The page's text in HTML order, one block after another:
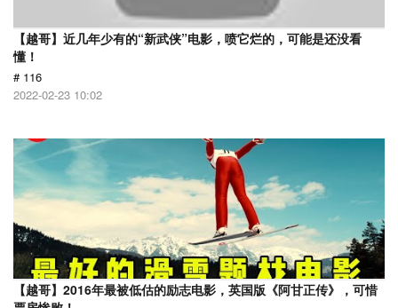
【越哥】近几年少有的“新武侠”电影，喷它烂的，可能是还没看
懂！
# 116
2022-02-23 10:02
【越哥】2016年最被低估的励志电影，英国版《阿甘正传》，可惜